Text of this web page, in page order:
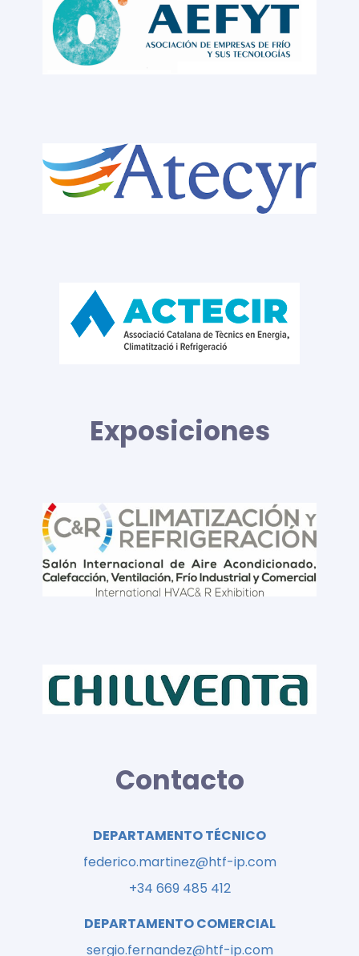
Exposiciones
Contacto
DEPARTAMENTO TÉCNICO
federico.martinez@htf-ip.com
+34 669 485 412
DEPARTAMENTO COMERCIAL
sergio.fernandez@htf-ip.com